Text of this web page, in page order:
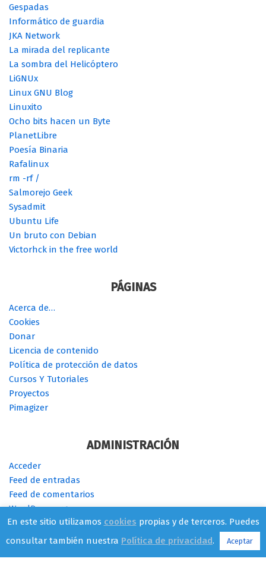
Gespadas
Informático de guardia
JKA Network
La mirada del replicante
La sombra del Helicóptero
LiGNUx
Linux GNU Blog
Linuxito
Ocho bits hacen un Byte
PlanetLibre
Poesía Binaria
Rafalinux
rm -rf /
Salmorejo Geek
Sysadmit
Ubuntu Life
Un bruto con Debian
Victorhck in the free world
PÁGINAS
Acerca de…
Cookies
Donar
Licencia de contenido
Política de protección de datos
Cursos Y Tutoriales
Proyectos
Pimagizer
ADMINISTRACIÓN
Acceder
Feed de entradas
Feed de comentarios
WordPress.org
En este sitio utilizamos cookies propias y de terceros. Puedes
consultar también nuestra Política de privacidad. Aceptar